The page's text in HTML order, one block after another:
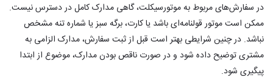
در سفارش‌های مربوط به موتورسیکلت، گاهی مدارک کامل در دسترس نیست.
ممکن است موتور قولنامه‌ای باشد یا کارت، برگه سبز یا شماره تنه مشخص
نباشد. در چنین شرایطی بهتر است قبل از ثبت سفارش، مدارک الزامی به
مشتری توضیح داده شود و در صورت ناقص بودن مدارک، موضوع از ابتدا
پیگیری شود.